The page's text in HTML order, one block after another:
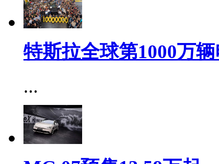
特斯拉全球第1000万
...